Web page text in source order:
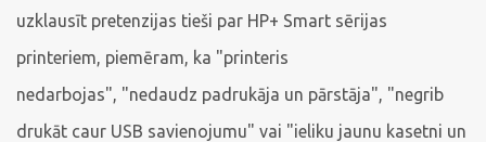
uzklausīt pretenzijas tieši par HP+ Smart sērijas
printeriem, piemēram, ka "printeris
nedarbojas", "nedaudz padrukāja un pārstāja", "negrib
drukāt caur USB savienojumu" vai "ieliku jaunu kasetni un